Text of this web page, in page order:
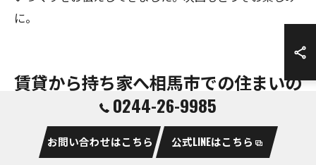
に。
賃貸から持ち家へ相馬市での住まいの
0244-26-9985
お問い合わせはこちら 公式LINEはこちら